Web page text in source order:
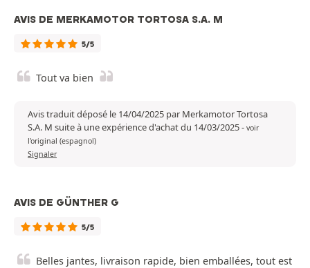
AVIS DE MERKAMOTOR TORTOSA S.A. M
5/5
Tout va bien
Avis traduit déposé le 14/04/2025 par Merkamotor Tortosa
S.A. M suite à une expérience d'achat du 14/03/2025- voir
l'original (espagnol)
Signaler
AVIS DE GÜNTHER G
5/5
Belles jantes, livraison rapide, bien emballées, tout est